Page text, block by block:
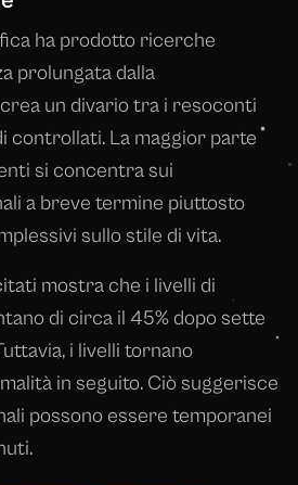
ha prodotto ricerche
prolungata dalla
un divario tra i resoconti
controllati. La maggior parte
si concentra sui
a breve termine piuttosto
sullo stile di vita.
mostra che i livelli di
di circa il 45% dopo sette
i livelli tornano
in seguito. Ciò suggerisce
possono essere temporanei